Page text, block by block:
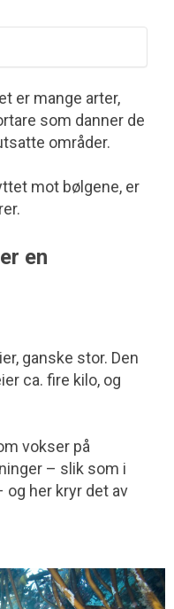
ofte som en
fastvoksende
seg om to ulike
Tang er
30 meters
områder og
) som
områder.
som butare,
norskekysten.
er mange arter,
som danner de
områder.
mot bølgene, er
en
ganske stor. Den
ca. fire kilo, og
vokser på
– slik som i
og her kryr det av